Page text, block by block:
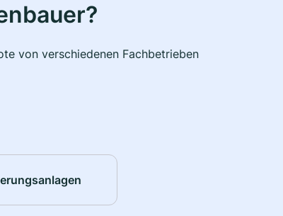
von verschiedenen Fachbetrieben